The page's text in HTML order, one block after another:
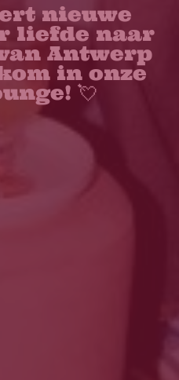
nieuwe
liefde naar
Antwerp
in onze
💘